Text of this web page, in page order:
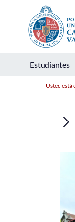
Estudiantes
Usted está